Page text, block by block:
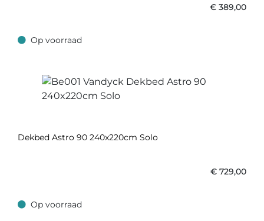
€ 389,00
Op voorraad
Op voorraad
Dekbed Astro 90 240x220cm Solo
€ 729,00
Op voorraad
Op voorraad